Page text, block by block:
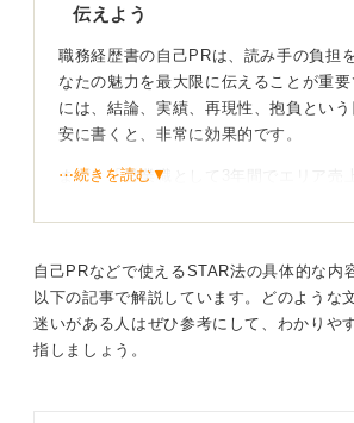
伝えよう
職務経歴書の自己PRは、読み手の負担
なたの魅力を最大限に伝えることが重
には、結論、実績、再現性、抱負という
安に書くと、非常に効果的です。
まず、「営業職として3年間でエリア売
論を提示しましょう。
これにより、採用担当者はあなたが何
に理解できます。
再現性と将来性を込めてあなたの魅力
⋯続きを読む▼
自己PRなどで使えるSTAR法の具体的な内
以下の記事で解説しています。どのような
迷いがある人はぜひ参考にして、わかりや
指しましょう。